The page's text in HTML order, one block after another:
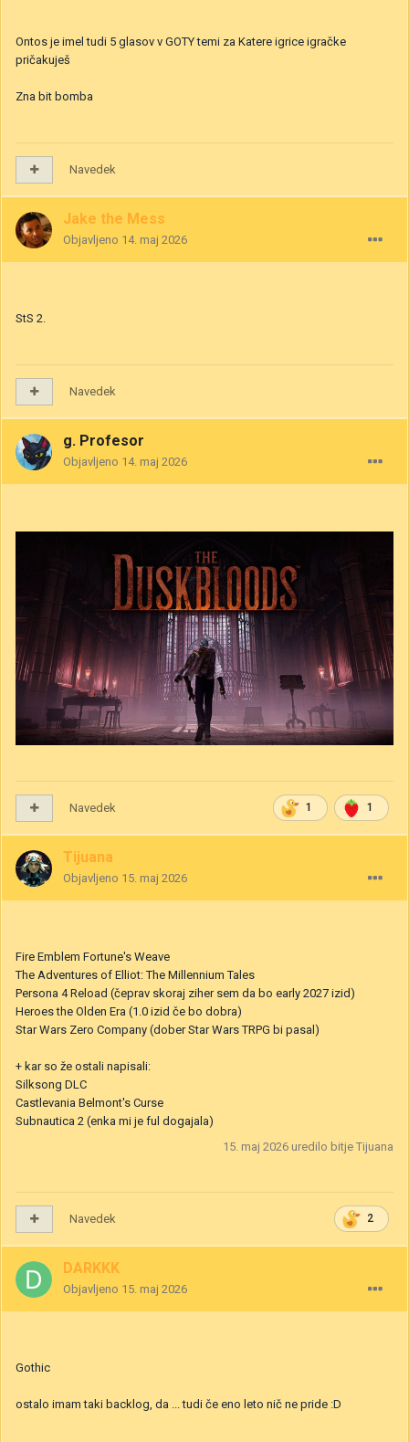
Ontos je imel tudi 5 glasov v GOTY temi za Katere igrice igračke
pričakuješ
Zna bit bomba
Navedek
Jake the Mess
Objavljeno 14. maj 2026
StS 2.
Navedek
g. Profesor
Objavljeno 14. maj 2026
1 1
Navedek
Tijuana
Objavljeno 15. maj 2026
Fire Emblem Fortune's Weave
The Adventures of Elliot: The Millennium Tales
Persona 4 Reload (čeprav skoraj ziher sem da bo early 2027 izid)
Heroes the Olden Era (1.0 izid če bo dobra)
Star Wars Zero Company (dober Star Wars TRPG bi pasal)
+ kar so že ostali napisali:
Silksong DLC
Castlevania Belmont's Curse
Subnautica 2 (enka mi je ful dogajala)
15. maj 2026 uredilo bitje Tijuana
2
Navedek
DARKKK
Objavljeno 15. maj 2026
Gothic
ostalo imam taki backlog, da ... tudi če eno leto nič ne pride :D